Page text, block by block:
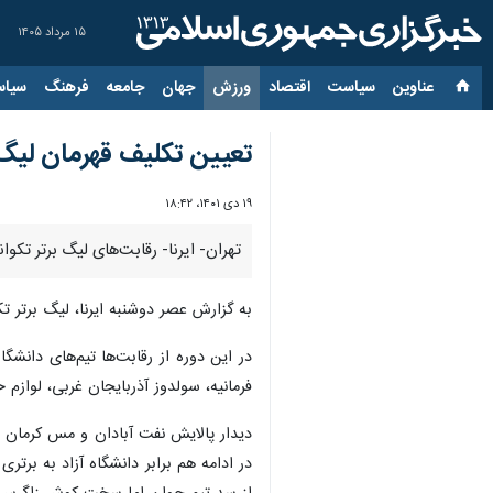
۱۵ مرداد ۱۴۰۵
عناوین‌ سیاست اقتصاد ورزش جهان جامعه فرهنگ
تعیین تکلیف قهرمان
۱۹ دی ۱۴۰۱، ۱۸:۴۲